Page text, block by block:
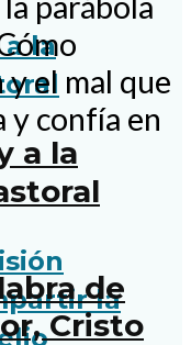
a la
el mal que
y confía en
de
Cristo